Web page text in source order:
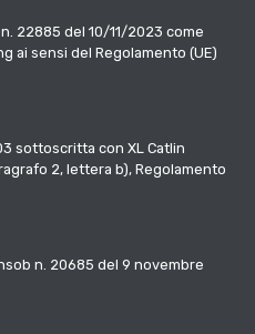
22885 del 10/11/2023 come
ai sensi del Regolamento (UE)
sottoscritta con XL Catlin
2, lettera b), Regolamento
n. 20685 del 9 novembre